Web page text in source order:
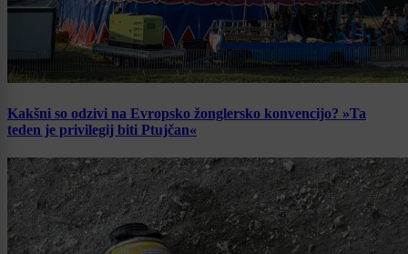
Kakšni so odzivi na Evropsko žonglersko konvencijo? »Ta
teden je privilegij biti Ptujčan«